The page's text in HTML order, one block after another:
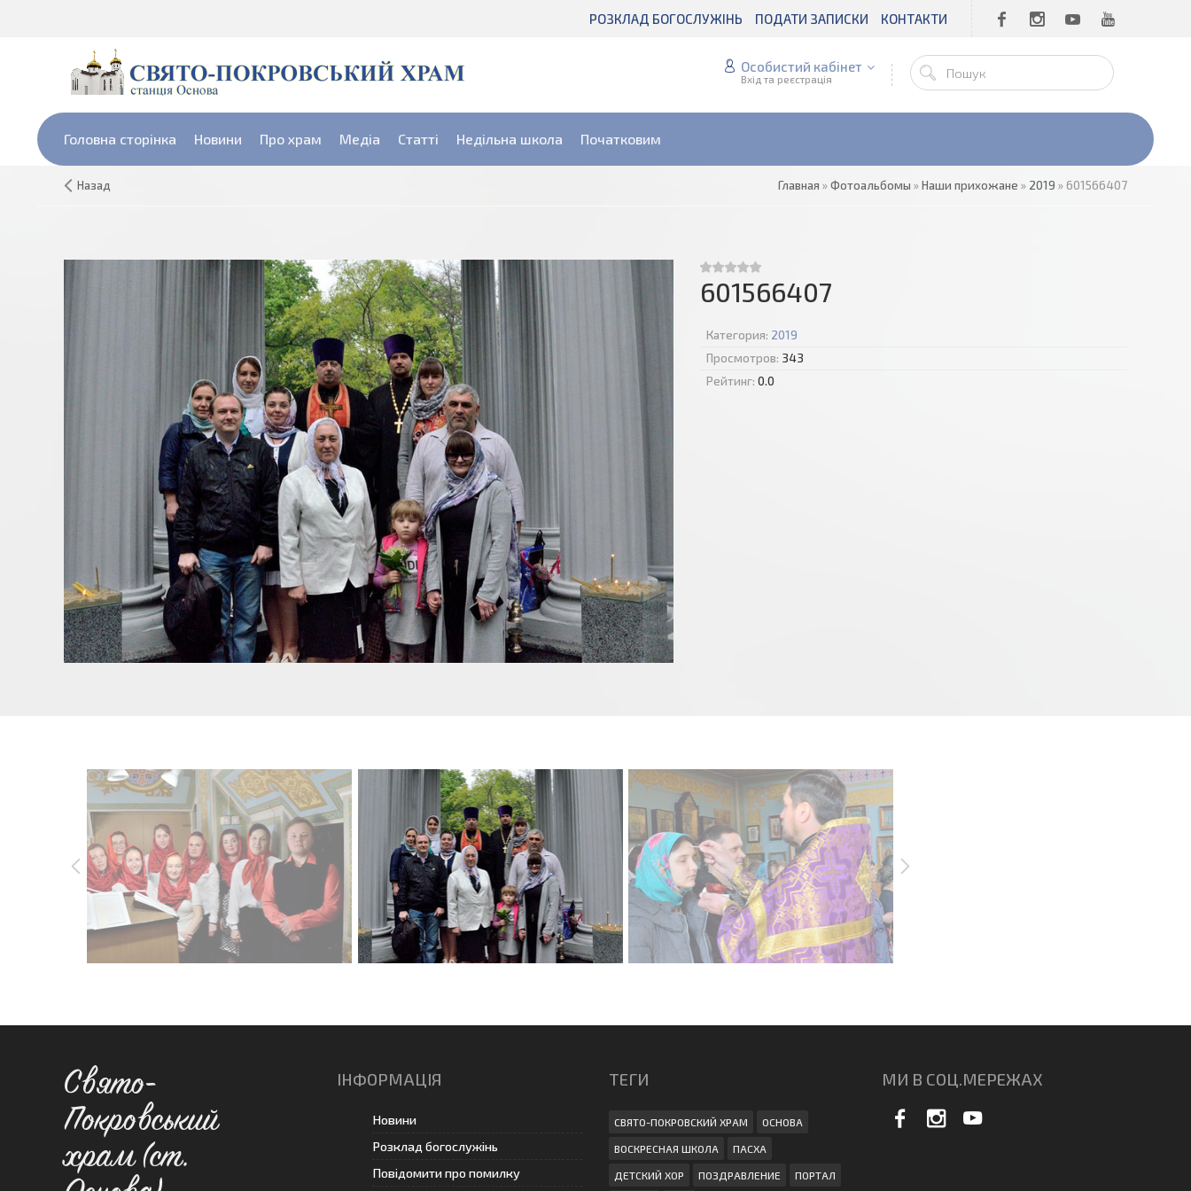
РОЗКЛАД БОГОСЛУЖІНЬ ПОДАТИ ЗАПИСКИ КОНТАКТИ
Особистий кабінет
Вхід та реєстрація
Головна сторінка Новини Про храм Медіа Статті Недільна школа Початковим
Назад Главная »Фотоальбомы »Наши прихожане » 2019 » 601566407
601566407
Категория: 2019
Просмотров: 343
Рейтинг: 0.0
Свято-
Покровський
храм (ст.
ІНФОРМАЦІЯ
Новини
Розклад богослужінь
Повідомити про помилку
ТЕГИ
СВЯТО-ПОКРОВСКИЙ ХРАМ ОСНОВА
ВОСКРЕСНАЯ ШКОЛА ПАСХА
ДЕТСКИЙ ХОР ПОЗДРАВЛЕНИЕ ПОРТАЛ
МИ В СОЦ.МЕРЕЖАХ